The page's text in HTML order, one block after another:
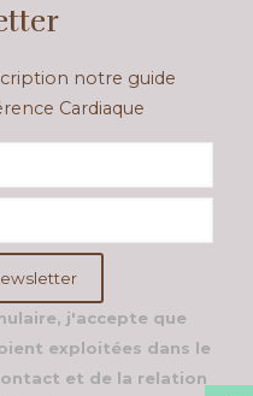
notre guide
Cardiaque
j'accepte que
exploitées dans le
et de la relation